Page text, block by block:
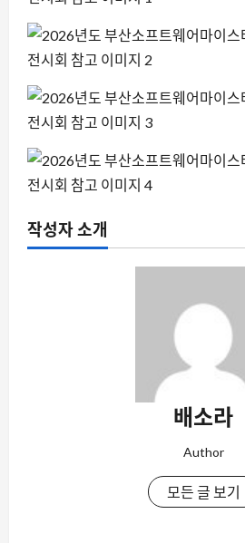
작성자 소개
배소라
Author
모든 글 보기